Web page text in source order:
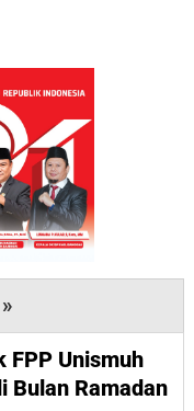
»
Lewatkan
!
Besok
FPP Unismuh
Bulan Ramadan